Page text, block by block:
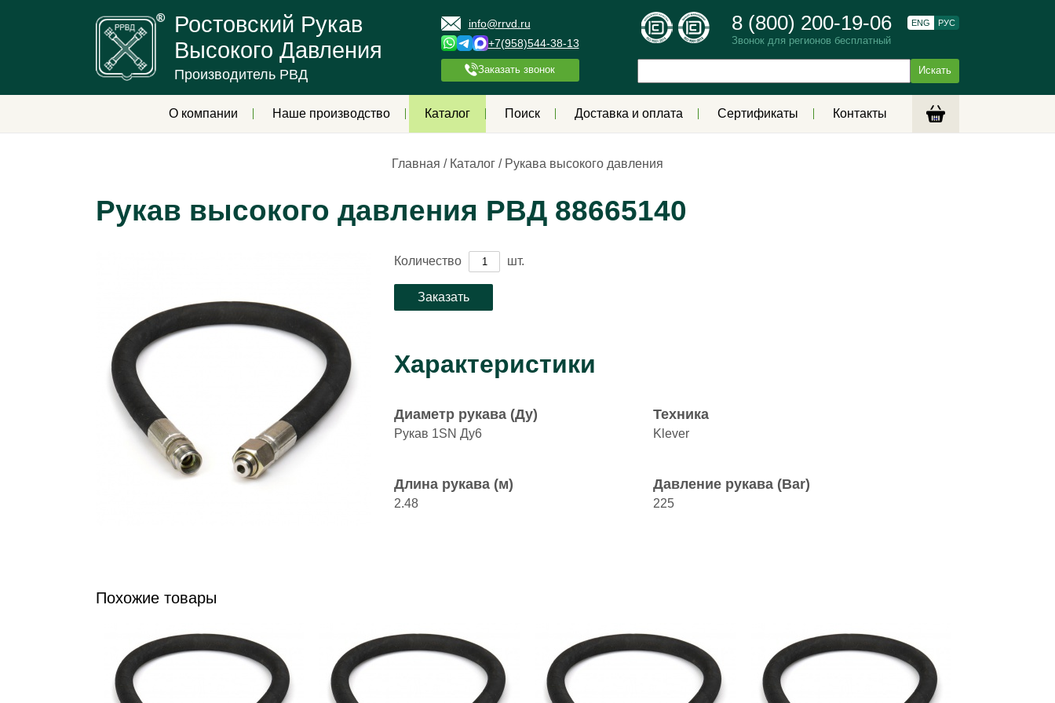
Ростовский Рукав
Высокого Давления
Производитель РВД
info@rrvd.ru
+7(958)544-38-13
Заказать звонок
8 (800) 200-19-06
Звонок для регионов бесплатный
ENG РУС
О компании Наше производство Каталог Поиск Доставка и оплата Сертификаты Контакты
Главная / Каталог / Рукава высокого давления
Рукав высокого давления РВД 88665140
Количество шт.
Характеристики
Диаметр рукава (Ду)
Рукав 1SN Ду6
Техника
Klever
Длина рукава (м)
2.48
Давление рукава (Bar)
225
Похожие товары